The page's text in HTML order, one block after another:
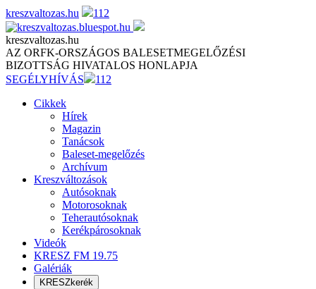
Skip
to
content
kreszvaltozas.hu 112
kreszvaltozas.hu
AZ ORFK-ORSZÁGOS BALESETMEGELŐZÉSI
BIZOTTSÁG HIVATALOS HONLAPJA
SEGÉLYHÍVÁS
112
Cikkek
Hírek
Magazin
Tanácsok
Baleset-megelőzés
Archívum
Kreszváltozások
Autósoknak
Motorosoknak
Teherautósoknak
Kerékpárosoknak
Videók
KRESZ FM 19.75
Galériák
KRESZkerék